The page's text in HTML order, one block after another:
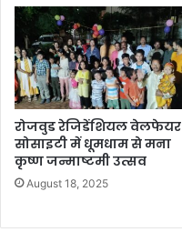
रोजवुड रेजिडेंशियल वेलफेयर
सोसाइटी में धूमधाम से मना
कृष्ण जन्माष्टमी उत्सव
August 18, 2025